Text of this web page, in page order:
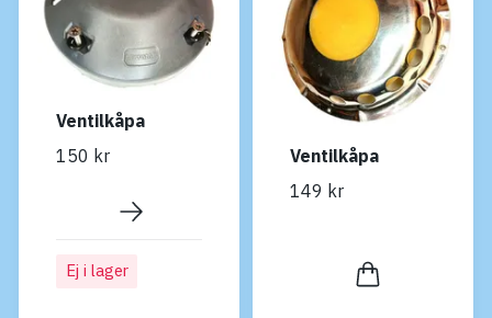
Ventilkåpa
150 kr
Ej i lager
Ventilkåpa
149 kr